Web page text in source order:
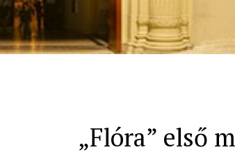
„Flóra” első